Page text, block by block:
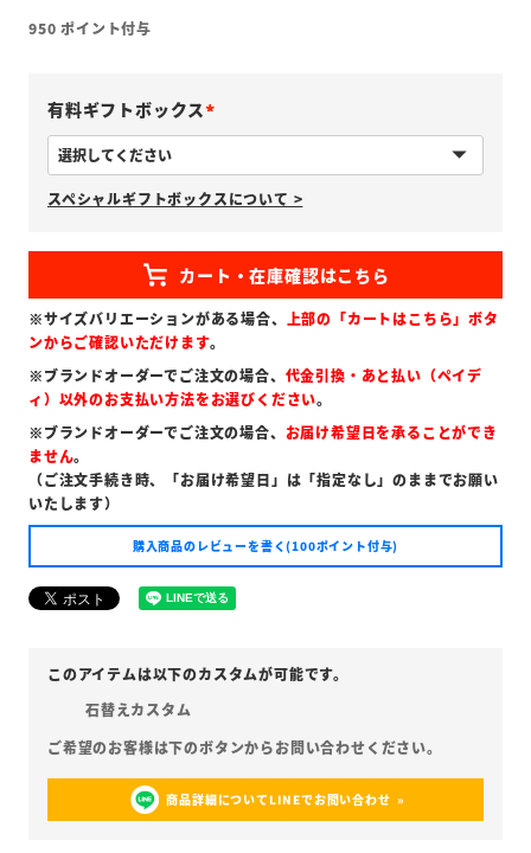
950 ポイント付与
有料ギフトボックス
必
須
)
スペシャルギフトボックスについて >
※サイズバリエーションがある場合、 上部の「カートはこちら」ボタ
ンからご確認いただけます。
※ブランドオーダーでご注文の場合、 代金引換・あと払い（ペイデ
ィ）以外のお支払い方法をお選びください。
※ブランドオーダーでご注文の場合、 お届け希望日を承ることができ
ません。
（ご注文手続き時、「お届け希望日」は「指定なし」のままでお願い
いたします）
購入商品のレビューを書く(100ポイント付与)
石替えカスタム
商品詳細についてLINEでお問い合わせ